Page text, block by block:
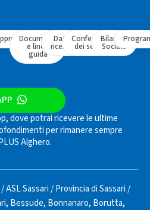
Documenti
e linee
guida
Dati e
ricerche
Conferenza
dei servizi
Bilancio
Sociale
dove potrai ricevere le ultime
per rimanere sempre
Alghero.
/ASL Sassari/Provincia di Sassari/
, Bessude, Bonnanaro, Borutta,